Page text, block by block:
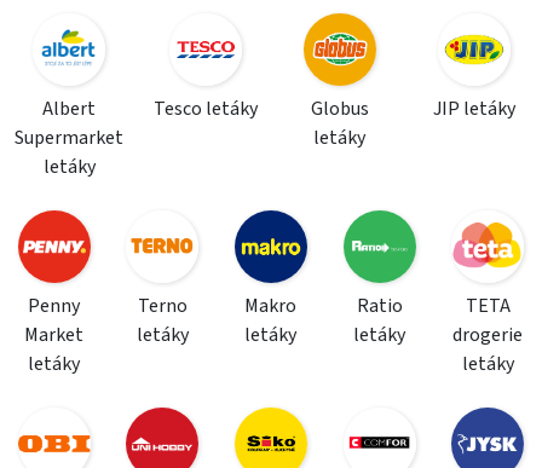
Albert
Supermarket
letáky
Tesco letáky
Globus
letáky
JIP letáky
Penny
Market
letáky
Terno
letáky
Makro
letáky
Ratio
letáky
TETA
drogerie
letáky